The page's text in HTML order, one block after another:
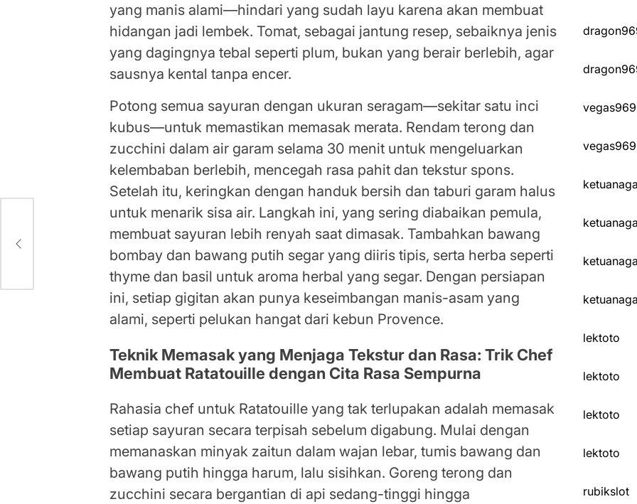
yang manis alami—hindari yang sudah layu karena akan membuat
hidangan jadi lembek. Tomat, sebagai jantung resep, sebaiknya jenis
yang dagingnya tebal seperti plum, bukan yang berair berlebih, agar
sausnya kental tanpa encer.
Potong semua sayuran dengan ukuran seragam—sekitar satu inci
kubus—untuk memastikan memasak merata. Rendam terong dan
zucchini dalam air garam selama 30 menit untuk mengeluarkan
kelembaban berlebih, mencegah rasa pahit dan tekstur spons.
Setelah itu, keringkan dengan handuk bersih dan taburi garam halus
untuk menarik sisa air. Langkah ini, yang sering diabaikan pemula,
membuat sayuran lebih renyah saat dimasak. Tambahkan bawang
bombay dan bawang putih segar yang diiris tipis, serta herba seperti
thyme dan basil untuk aroma herbal yang segar. Dengan persiapan
ini, setiap gigitan akan punya keseimbangan manis-asam yang
alami, seperti pelukan hangat dari kebun Provence.
Teknik Memasak yang Menjaga Tekstur dan Rasa: Trik Chef
Membuat Ratatouille dengan Cita Rasa Sempurna
Rahasia chef untuk Ratatouille yang tak terlupakan adalah memasak
setiap sayuran secara terpisah sebelum digabung. Mulai dengan
memanaskan minyak zaitun dalam wajan lebar, tumis bawang dan
bawang putih hingga harum, lalu sisihkan. Goreng terong dan
zucchini secara bergantian di api sedang-tinggi hingga
vegas969
vegas969
ketuanaga
ketuanaga
ketuanaga
ketuanaga
lektoto
lektoto
lektoto
lektoto
rubikslot